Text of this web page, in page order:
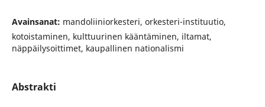
Avainsanat: mandoliiniorkesteri, orkesteri-instituutio,
kotoistaminen, kulttuurinen kääntäminen, iltamat,
näppäilysoittimet, kaupallinen nationalismi
Abstrakti